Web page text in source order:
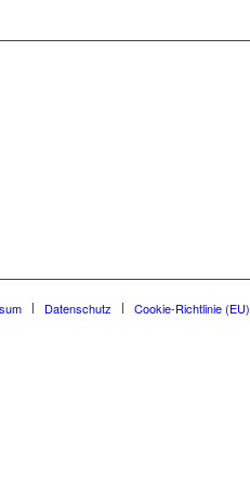
Datenschutz Cookie-Richtlinie (EU)